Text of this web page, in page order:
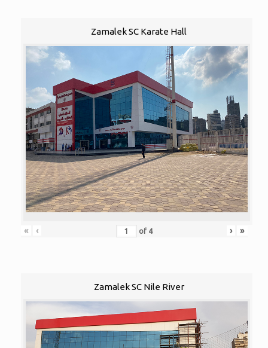
Zamalek SC Karate Hall
« ‹ of 4 › »
Zamalek SC Nile River